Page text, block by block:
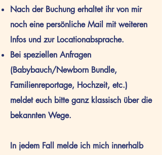
Nach der Buchung erhaltet ihr von mir
noch eine persönliche Mail mit weiteren
Infos und zur Locationabsprache.
Bei speziellen Anfragen
(Babybauch/Newborn Bundle,
Familienreportage, Hochzeit, etc.)
meldet euch bitte ganz klassisch über die
bekannten Wege.
In jedem Fall melde ich mich innerhalb